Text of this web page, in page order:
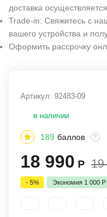
доставка
Trade-in: Свяжитесь с
вашего устройства и
Оформить рассрочку
Артикул: 92483-09
в наличии
189 баллов ?
18 990 Р 19
- 5% Экономия 1 000 Р